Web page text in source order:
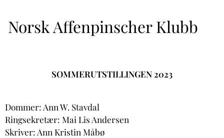
Norsk Affenpinscher Klubb
SOMMERUTSTILLINGEN 2023
Dommer: Ann W. Stavdal
Ringsekretær: Mai Lis Andersen
Skriver: Ann Kristin Måbø